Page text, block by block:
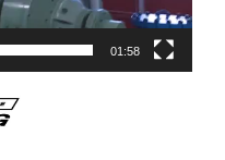
01:58